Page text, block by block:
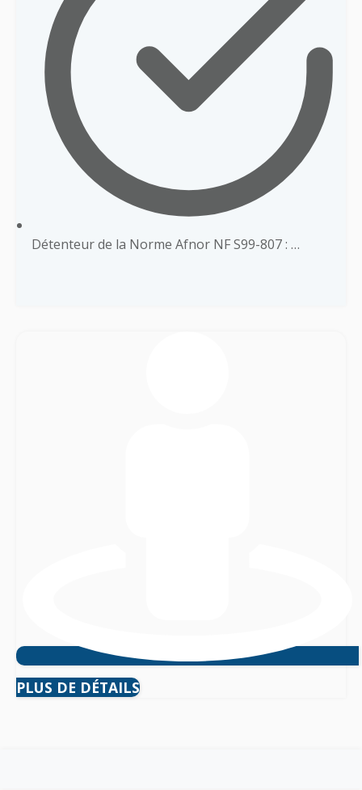
Détenteur de la Norme Afnor NF S99-807 : …
PLUS DE DÉTAILS